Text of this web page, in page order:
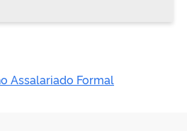
Assalariado Formal